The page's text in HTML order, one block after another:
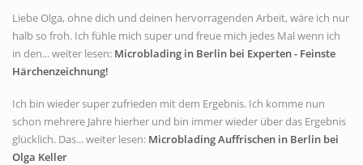
Liebe Olga, ohne dich und deinen hervorragenden Arbeit, wäre ich nur
halb so froh. Ich fühle mich super und freue mich jedes Mal wenn ich
in den... weiter lesen: Microblading in Berlin bei Experten - Feinste
Härchenzeichnung!
Ich bin wieder super zufrieden mit dem Ergebnis. Ich komme nun
schon mehrere Jahre hierher und bin immer wieder über das Ergebnis
glücklich. Das... weiter lesen: Microblading Auffrischen in Berlin bei
Olga Keller